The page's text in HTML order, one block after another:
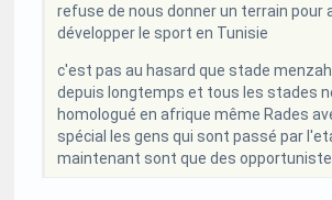
refuse de nous donner un terrain pour
développer le sport en Tunisie
c'est pas au hasard que stade
depuis longtemps et tous les stades
homologué en afrique même Rades
spécial les gens qui sont passé par
maintenant sont que des